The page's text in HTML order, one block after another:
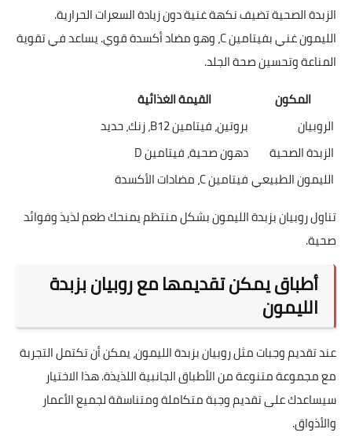
الزبدة الصحية تضيف نكهة غنية دون زيادة السعرات الحرارية.
الليمون غني بفيتامين C، وهو مضاد أكسدة قوي. يساعد في تقوية
المناعة وتحسين صحة الجلد.
المكون
القيمة الغذائية
الروبيان
بروتين، فيتامين B12، زنك، حديد
الزبدة الصحية
دهون صحية، فيتامين D
الليمون الطبيعيفيتامين C، مضادات الأكسدة
تناول روبيان بزبدة الليمون بشكل منتظم يمنحك طعم لذيذ وفوائد
صحية.
أطباق يمكن تقديمها مع روبيان بزبدة
الليمون
عند تقديم وجبات مثل روبيان بزبدة الليمون، يمكن أن تكتمل التجربة
مع مجموعة متنوعة من الأطباق الجانبية اللذيذة. هذا الاختيار
سيساعدك على تقديم وجبة متكاملة ومتناسقة لجميع الأعمار
والأذواق.